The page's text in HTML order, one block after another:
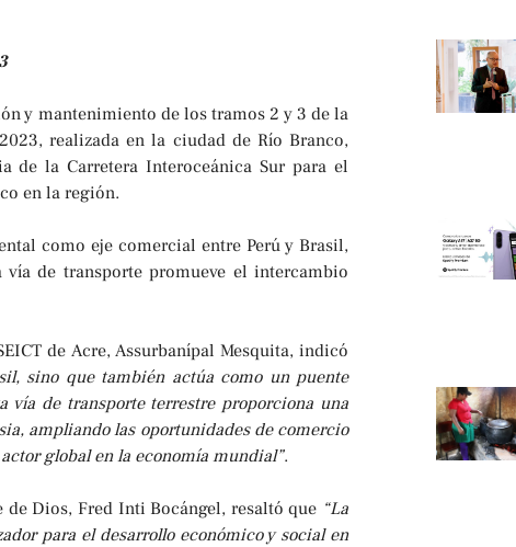
y mantenimiento de los tramos 2 y 3 de la
realizada en la ciudad de Río Branco,
de la Carretera Interoceánica Sur para el
en la región.
como eje comercial entre Perú y Brasil,
de transporte promueve el intercambio
de Acre, Assurbanípal Mesquita, indicó
sino que también actúa como un puente
vía de transporte terrestre proporciona una
ampliando las oportunidades de comercio
global en la economía mundial”.
Dios, Fred Inti Bocángel, resaltó que “La
para el desarrollo económico y social en